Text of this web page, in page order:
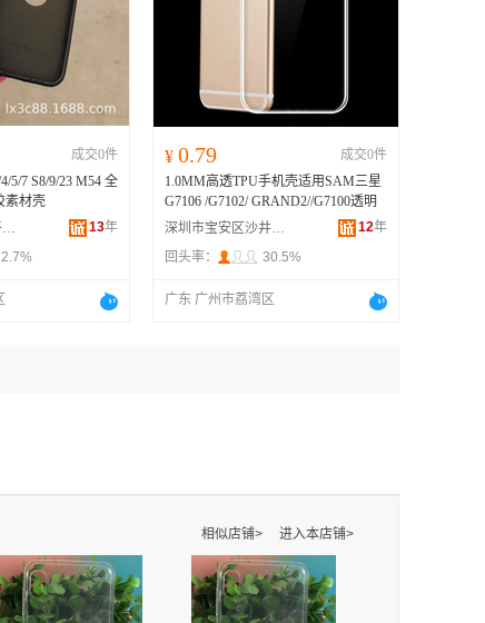
成交0件
5/7 S8/9/23 M54 全
素材壳
汕头市潮阳区和平乐祥手机配件店
13年
¥ 0.79
成交0件
1.0MM高透TPU手机壳适用SAM三星
G7106 /G7102/ GRAND2//G7100透明
深圳市宝安区沙井前进商贸商行
12年
回头率：
30.5%
广东 广州市荔湾区
相似店铺> 进入本店铺>